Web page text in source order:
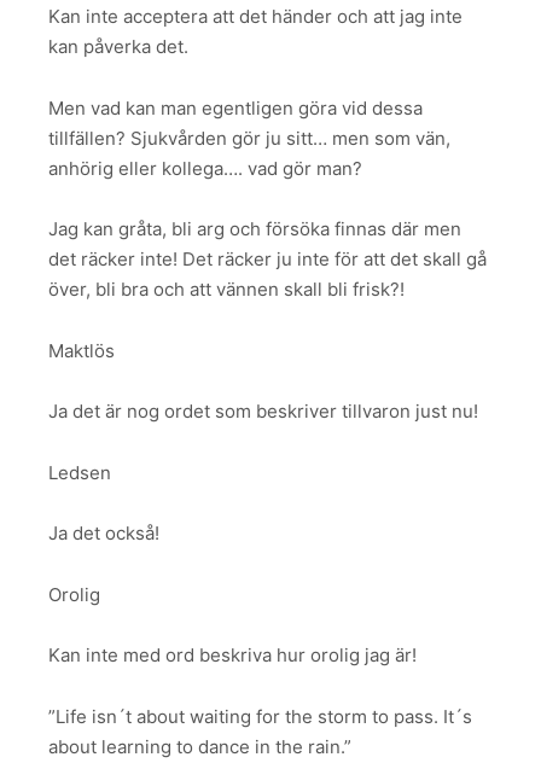
Kan inte acceptera att det händer och att jag inte
kan påverka det.
Men vad kan man egentligen göra vid dessa
tillfällen? Sjukvården gör ju sitt… men som vän,
anhörig eller kollega…. vad gör man?
Jag kan gråta, bli arg och försöka finnas där men
det räcker inte! Det räcker ju inte för att det skall gå
över, bli bra och att vännen skall bli frisk?!
Maktlös
Ja det är nog ordet som beskriver tillvaron just nu!
Ledsen
Ja det också!
Orolig
Kan inte med ord beskriva hur orolig jag är!
”Life isn´t about waiting for the storm to pass. It´s
about learning to dance in the rain.”